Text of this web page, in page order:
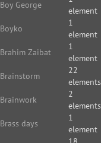
Boy George
element
Boyko
1
element
Brahim Zaibat
1
element
Brainstorm
22
elements
Brainwork
2
elements
Brass days
1
element